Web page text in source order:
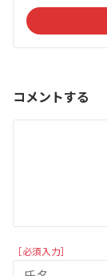
コメントする
［必須入力］